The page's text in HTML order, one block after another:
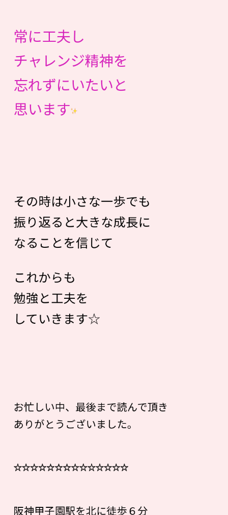
常に工夫し
チャレンジ精神を
忘れずにいたいと
思います
その時は小さな一歩でも
振り返ると大きな成長に
なることを信じて
これからも
勉強と工夫を
していきます☆
お忙しい中、最後まで読んで頂き
ありがとうございました。
☆☆☆☆☆☆☆☆☆☆☆☆☆☆
阪神甲子園駅を北に徒歩６分